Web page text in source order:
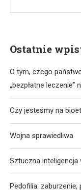
Ostatnie
O tym, czego
„bezpłatne leczenie”
Czy jesteśmy na
Wojna sprawiedliwa
Sztuczna inteligencja
Pedofilia: